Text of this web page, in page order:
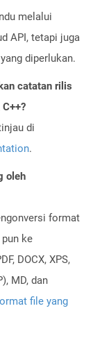
melalui
API, tetapi juga
diperlukan.
catatan rilis
di
.
oleh
format
ke
DOCX, XPS,
MD, dan
file yang